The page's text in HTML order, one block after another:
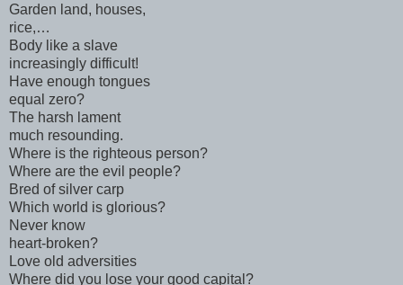
Garden land, houses,
rice,…
Body like a slave
increasingly difficult!
Have enough tongues
equal zero?
The harsh lament
much resounding.
Where is the righteous person?
Where are the evil people?
Bred of silver carp
Which world is glorious?
Never know
heart-broken?
Love old adversities
Where did you lose your good capital?